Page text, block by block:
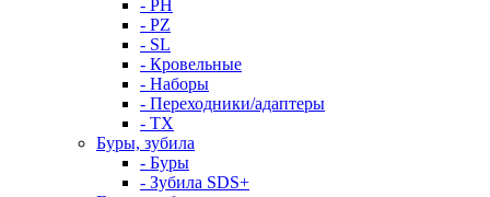
- PH
- PZ
- SL
- Кровельные
- Наборы
- Переходники/адаптеры
- ТX
Буры, зубила
- Буры
- Зубила SDS+